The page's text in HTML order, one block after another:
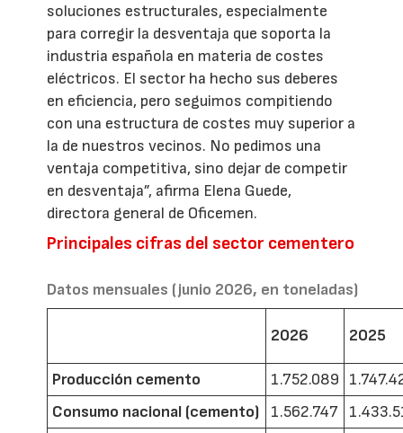
soluciones estructurales, especialmente
para corregir la desventaja que soporta la
industria española en materia de costes
eléctricos. El sector ha hecho sus deberes
en eficiencia, pero seguimos compitiendo
con una estructura de costes muy superior a
la de nuestros vecinos. No pedimos una
ventaja competitiva, sino dejar de competir
en desventaja”, afirma Elena Guede,
directora general de Oficemen.
Principales cifras del sector cementero
Datos mensuales (junio 2026, en toneladas)
2026 2025
Producción cemento 1.752.089
Consumo nacional (cemento)
1.562.747